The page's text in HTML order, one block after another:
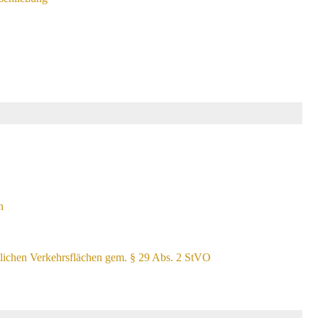
Verkehrsflächen gem. § 29 Abs. 2 StVO